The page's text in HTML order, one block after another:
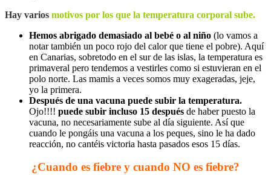
Hay varios motivos por los que la temperatura corporal sube.
Hemos abrigado demasiado al bebé o al niño (lo vamos a
notar también un poco rojo del calor que tiene el pobre). Aquí
en Canarias, sobretodo en el sur de las islas, la temperatura es
primaveral pero tendemos a vestirles como si estuvieran en el
polo norte. Las mamis a veces somos muy exageradas, jeje,
yo la primera.
Después de una vacuna puede subir la temperatura.
Ojo!!!! puede subir incluso 15 después de haber puesto la
vacuna, no necesariamente sube al día siguiente. Así que
cuando le pongáis una vacuna a los peques, sino le ha dado
reacción, no cantéis victoria hasta pasados esos 15 días.
¿Cuando es fiebre y cuando NO es fiebre?